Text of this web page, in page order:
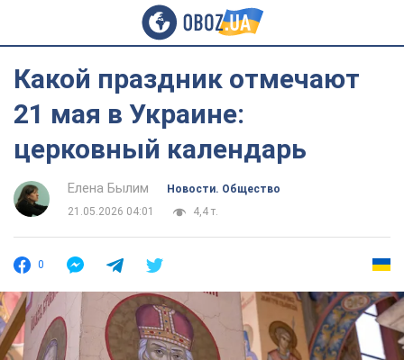
Какой праздник отмечают
21 мая в Украине:
церковный календарь
Елена Былим
Новости. Общество
21.05.2026 04:01
4,4 т.
0